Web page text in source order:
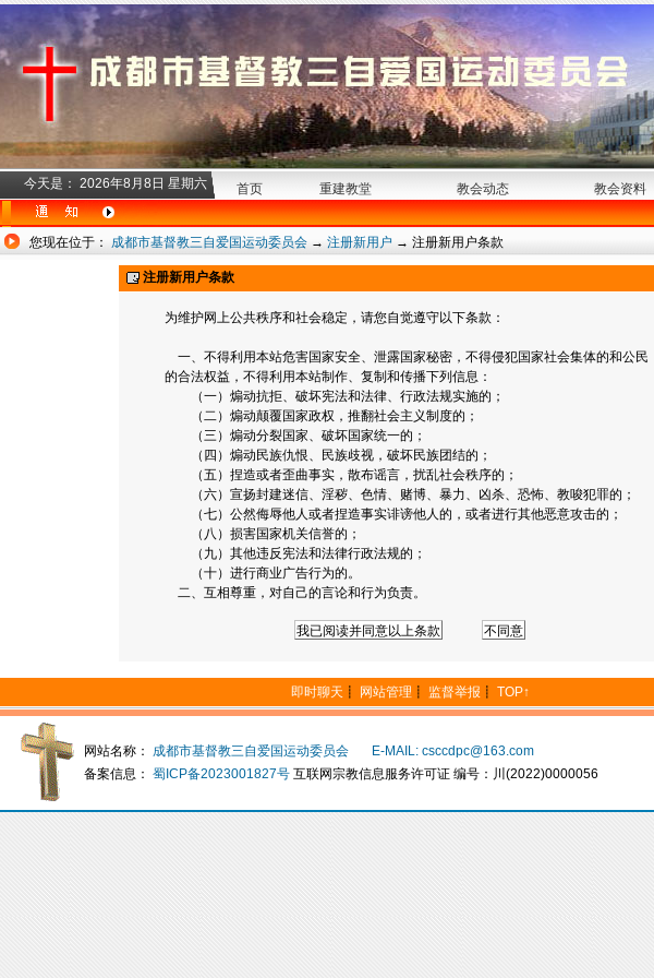
今天是： 2026年8月8日 星期六 首页 重建教堂 教会动态 教会资料
您现在位于： 成都市基督教三自爱国运动委员会→ 注册新用户→ 注册新用户条款
注册新用户条款
为维护网上公共秩序和社会稳定，请您自觉遵守以下条款：
一、不得利用本站危害国家安全、泄露国家秘密，不得侵犯国家社会集体的和公民
的合法权益，不得利用本站制作、复制和传播下列信息：
（一）煽动抗拒、破坏宪法和法律、行政法规实施的；
（二）煽动颠覆国家政权，推翻社会主义制度的；
（三）煽动分裂国家、破坏国家统一的；
（四）煽动民族仇恨、民族歧视，破坏民族团结的；
（五）捏造或者歪曲事实，散布谣言，扰乱社会秩序的；
（六）宣扬封建迷信、淫秽、色情、赌博、暴力、凶杀、恐怖、教唆犯罪的；
（七）公然侮辱他人或者捏造事实诽谤他人的，或者进行其他恶意攻击的；
（八）损害国家机关信誉的；
（九）其他违反宪法和法律行政法规的；
（十）进行商业广告行为的。
二、互相尊重，对自己的言论和行为负责。
即时聊天 ┋ 网站管理 ┋ 监督举报 ┋ TOP↑
网站名称： 成都市基督教三自爱国运动委员会
E-MAIL: csccdpc@163.com
备案信息： 蜀ICP备2023001827号互联网宗教信息服务许可证 编号：川(2022)0000056